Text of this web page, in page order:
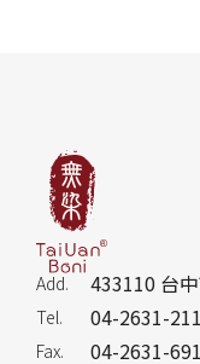
Add. 433110 台
Tel. 04-2631-
Fax. 04-2631-